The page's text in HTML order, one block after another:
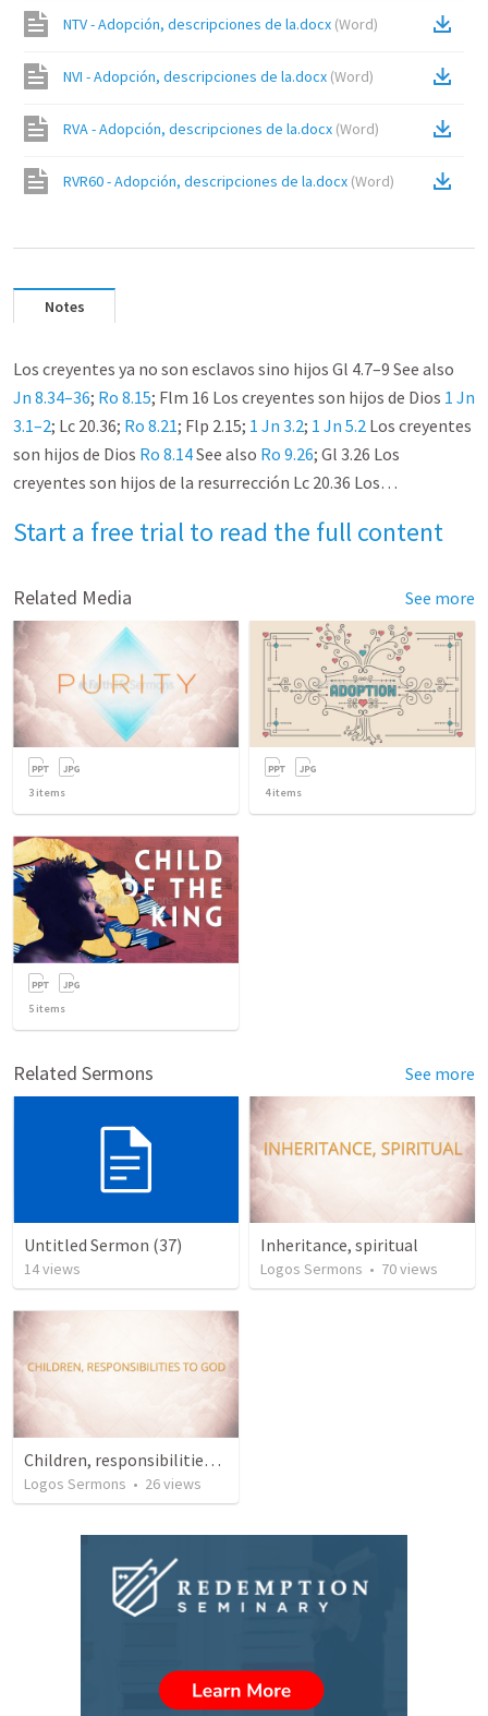
NTV - Adopción, descripciones de la.docx (Word)
NVI - Adopción, descripciones de la.docx (Word)
RVA - Adopción, descripciones de la.docx (Word)
RVR60 - Adopción, descripciones de la.docx (Word)
Notes
Los creyentes ya no son esclavos sino hijos Gl 4.7–9 See also
Jn 8.34–36; Ro 8.15; Flm 16 Los creyentes son hijos de Dios 1 Jn
3.1–2; Lc 20.36; Ro 8.21; Flp 2.15; 1 Jn 3.2; 1 Jn 5.2 Los creyentes
son hijos de Dios Ro 8.14See also Ro 9.26; Gl 3.26 Los
creyentes son hijos de la resurrección Lc 20.36 Los…
Start a free trial to read the full content
Related Media See more
3 items 4items
5 items
Related Sermons See more
Untitled Sermon (37)
14views
Inheritance, spiritual
Logos Sermons • 70views
Children, responsibilities to God
Logos Sermons • 26views